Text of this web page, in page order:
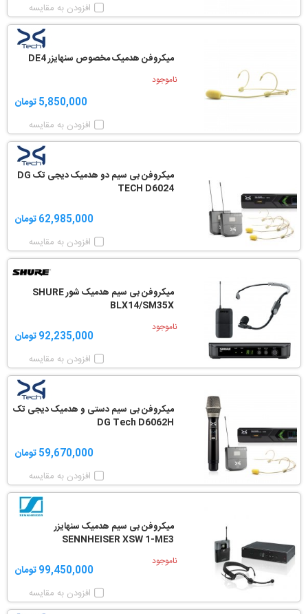
افزودن به مقایسه
میکروفن هدمیک مخصوص سنهایزر DE4
ناموجود
5,850,000 تومان
افزودن به مقایسه
میکروفن بی سیم دو هدمیک دیجی تک DG
TECH D6024
62,985,000 تومان
افزودن به مقایسه
میکروفن بی سیم هدمیک شور SHURE
BLX14/SM35X
ناموجود
92,235,000 تومان
افزودن به مقایسه
میکروفن بی سیم دستی و هدمیک دیجی تک
DG Tech D6062H
59,670,000 تومان
افزودن به مقایسه
میکروفن بی سیم هدمیک سنهایزر
SENNHEISER XSW 1-ME3
ناموجود
99,450,000 تومان
افزودن به مقایسه